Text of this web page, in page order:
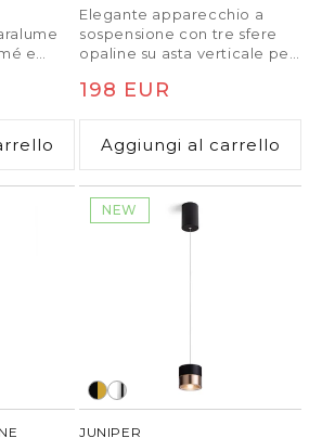
e
sono
Elegante apparecchio a
sospensione con tre sfere
opaline su asta verticale per
filettatura E27 con lampadina
Prezzo
di
listino
198 EUR
Aggiungi al carrello
NEW
JUNIPER